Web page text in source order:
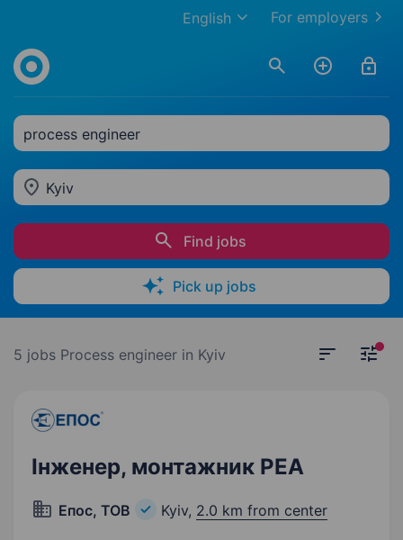
For employers
English
process engineer
Kyiv
Find jobs
Pick up jobs
5 jobs Process engineer in Kyiv
Інженер, монтажник РЕА
Епос, ТОВ Kyiv, 2.0 km from center